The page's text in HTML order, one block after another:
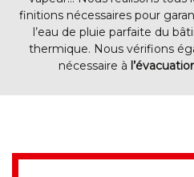
finitions nécessaires pour
l’eau de pluie parfaite du
thermique. Nous vérifions
nécessaire à